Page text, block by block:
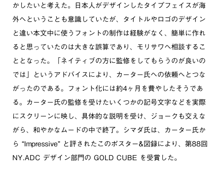
かしたいと考えた。日本人がデザインしたタイプフェイスが海
外へということも意識していたが、タイトルやロゴのデザイン
と違い本文中に使うフォントの制作は経験がなく、簡単に作れ
ると思っていたのは大きな誤算であり、モリサワへ相談するこ
ととなった。「ネイティブの方に監修をしてもらうのが良いの
では」というアドバイスにより、カーター氏への依頼へとつな
がったのである。フォント化には約4ヶ月を費やしたそうであ
る。カーター氏の監修を受けたいくつかの記号文字などを実際
にスクリーンに映し、具体的な説明を受け、ジョークも交えな
がら、和やかなムードの中で終了。シマダ氏は、カーター氏か
ら “Impressive” と評されたこのポスター&図録により、第88回
NY.ADC デザイン部門の GOLD CUBE を受賞した。